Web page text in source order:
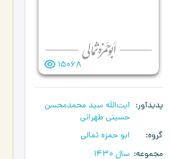
15068
پدیدآور
آیت‌اللَه سید محمدمحسن
حسینی طهرانی
گروه
ابو حمزه ثمالی
مجموعه سال 1430